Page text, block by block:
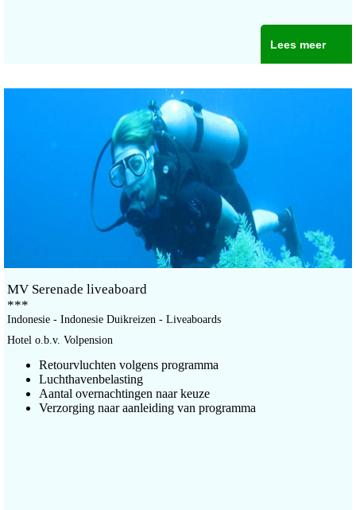
Lees meer
MV Serenade liveaboard
***
Indonesie - Indonesie Duikreizen - Liveaboards
Hotel o.b.v. Volpension
Retourvluchten volgens programma
Luchthavenbelasting
Aantal overnachtingen naar keuze
Verzorging naar aanleiding van programma